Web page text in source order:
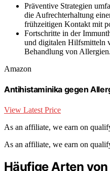
Präventive Strategien
die Aufrechterhaltung
frühzeitigen Kontakt mit
Fortschritte in der
und digitalen Hilfsmitteln
Behandlung von Allergien.
Amazon
Antihistaminika gegen
View Latest Price
As an affiliate, we earn on
As an affiliate, we earn on
Häufige Arten